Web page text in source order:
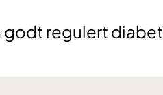
godt regulert